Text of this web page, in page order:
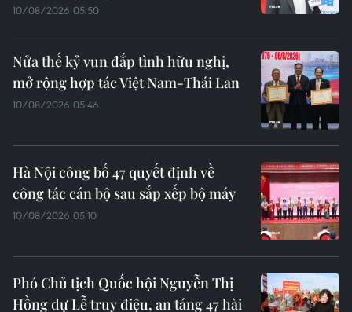
10/08/2026 05:50
Nửa thế kỷ vun đắp tình hữu nghị,
mở rộng hợp tác Việt Nam-Thái Lan
10/08/2026 05:46
Hà Nội công bố 47 quyết định về
công tác cán bộ sau sắp xếp bộ máy
10/08/2026 05:10
Phó Chủ tịch Quốc hội Nguyễn Thị
Hồng dự Lễ truy điệu, an táng 47 hài